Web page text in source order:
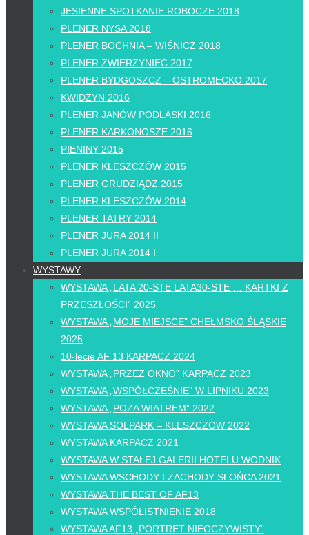
JESIENNE SPOTKANIE ROBOCZE 2018
PLENER NYSA 2018
PLENER BOCHNIA – WIŚNICZ 2018
PLENER ZWIERZYNIEC 2017
PLENER BYDGOSZCZ – OSTROMECKO 2017
KWIDZYN 2016
PLENER JANÓW PODLASKI 2016
PLENER KARKONOSZE 2016
PIENINY 2015
PLENER KLESZCZÓW 2015
PLENER GRUDZIĄDZ 2015
PLENER KLESZCZÓW 2014
PLENER TATRY 2014
PLENER JURA 2014 II
PLENER JURA 2014 I
WYSTAWY
WYSTAWA „LATA 20-STE LATA30-STE … KARTKI Z
PRZESZŁOŚCI” 2025
WYSTAWA „MOJE MIEJSCE” CHEŁMSKO ŚLĄSKIE
2025
10-lecie AF 13 KARPACZ 2024
WYSTAWA „PRZEZ OKNO” KARPACZ 2023
WYSTAWA „WSPÓŁCZEŚNIE” W LIPNIKU 2023
WYSTAWA „POZA WIATREM” 2022
WYSTAWA SOLPARK – KLESZCZÓW 2022
WYSTAWA KARPACZ 2021
WYSTAWA W STAŁEJ GALERII HOTELU WODNIK
WYSTAWA WSCHODY I ZACHODY SŁOŃCA 2021
WYSTAWA THE BEST OF AF13
WYSTAWA WSPÓŁISTNIENIE 2018
WYSTAWA AF13 „PORTRET NIEOCZYWISTY”